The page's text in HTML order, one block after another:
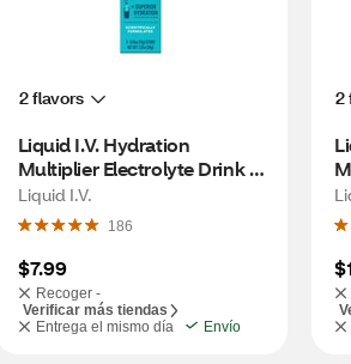
2 flavors
Liquid I.V. Hydration
Multiplier Electrolyte Drink
Mix, Sugar Free, Lemon
Lime, 3 CT
Liquid I.V.
186
$7.99
Recoger -
Verificar más tiendas
Entrega el mismo día
Envío
2